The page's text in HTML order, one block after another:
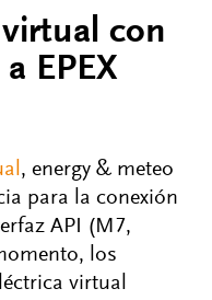
con
EPEX
, energy & meteo
para la conexión
API (M7,
los
virtual